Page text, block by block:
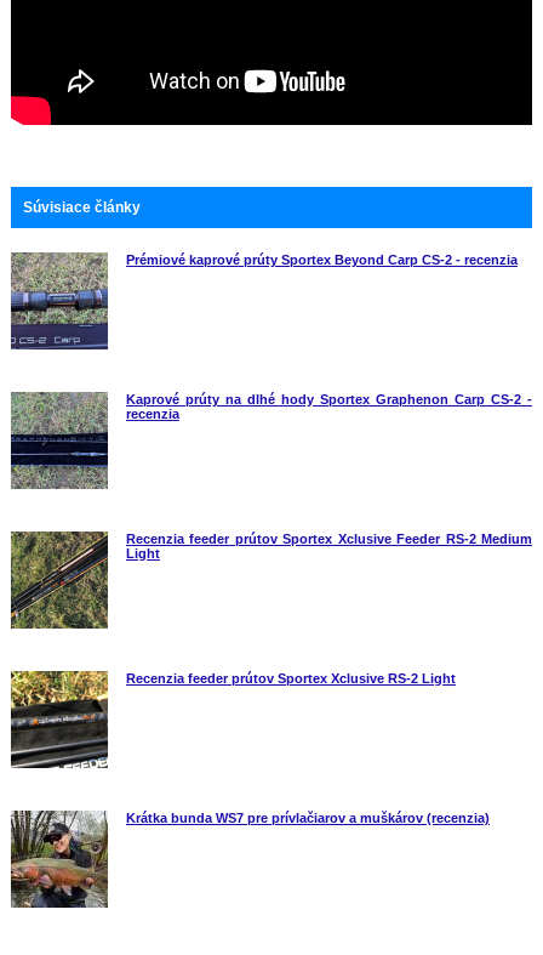
Súvisiace články
Prémiové kaprové prúty Sportex Beyond Carp CS-2 - recenzia
Kaprové prúty na dlhé hody Sportex Graphenon Carp CS-2 -
recenzia
Recenzia feeder prútov Sportex Xclusive Feeder RS-2 Medium
Light
Recenzia feeder prútov Sportex Xclusive RS-2 Light
Krátka bunda WS7 pre prívlačiarov a muškárov (recenzia)